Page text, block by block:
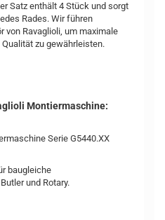
Satz enthält 4 Stück und sorgt
Rades. Wir führen
von Ravaglioli, um maximale
zu gewährleisten.
Montiermaschine:
Serie G5440.XX
baugleiche
und Rotary.